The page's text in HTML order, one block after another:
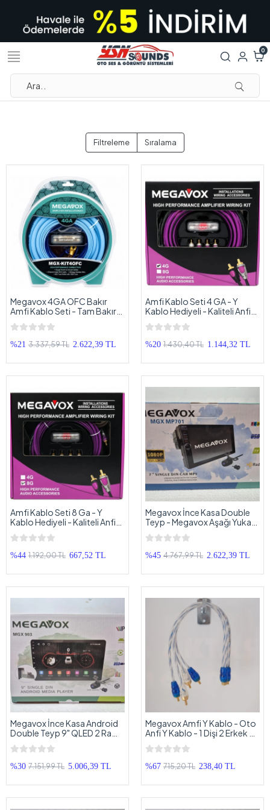
0
Filtreleme Sıralama
Megavox 4GA OFC Bakır
Amfi Kablo Seti - Tam Bakır
Profesyonel Anfi Kablosu
Seti 4GA
%21 3.337,59 TL 2.622,39 TL
Amfi Kablo Seti 4 GA - Y
Kablo Hediyeli - Kaliteli Anfi
Kablosu Seti 4GA - Tam Set
%20 1.430,40 TL 1.144,32 TL
Amfi Kablo Seti 8 Ga - Y
Kablo Hediyeli - Kaliteli Anfi
Kablosu Seti - Tam Set
%44 1.192,00 TL 667,52 TL
Megavox İnce Kasa Double
Teyp - Megavox Aşağı Yukarı
Ayarlanan Ekranlı Tofaş Teyp
- Park Kameralı
%45 4.767,99 TL 2.622,39 TL
Megavox İnce Kasa Android
Double Teyp 9" QLED 2 Ram
32 Hafıza – Aşağı Yukarı
Ayarlanan Tofaş Android
Ekranlı Teyp - Park Kameralı
%30 7.151,99 TL 5.006,39 TL
Megavox Amfi Y Kablo - Oto
Anfi Y Kablo - 1 Dişi 2 Erkek Y
Kablo - 2 Adet
%67 715,20 TL 238,40 TL